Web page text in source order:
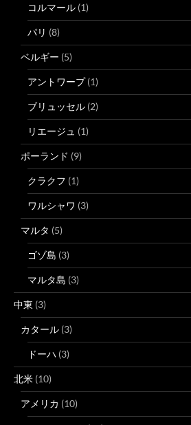
コルマール (1)
パリ (8)
ベルギー (5)
アントワープ(1)
ブリュッセル (2)
リエージュ (1)
ポーランド (9)
クラクフ (1)
ワルシャワ (3)
マルタ (5)
ゴゾ島 (3)
マルタ島 (3)
中東 (3)
カタール (3)
ドーハ (3)
北米 (10)
アメリカ (10)